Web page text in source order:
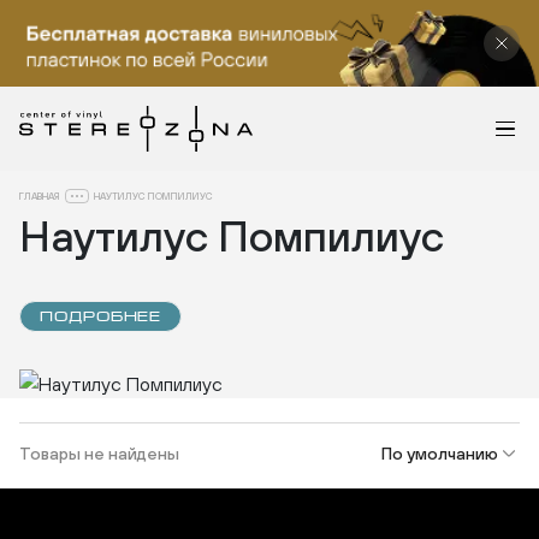
ГЛАВНАЯ НАУТИЛУС ПОМПИЛИУС
Наутилус Помпилиус
ПОДРОБНЕЕ
Товары не найдены По умолчанию